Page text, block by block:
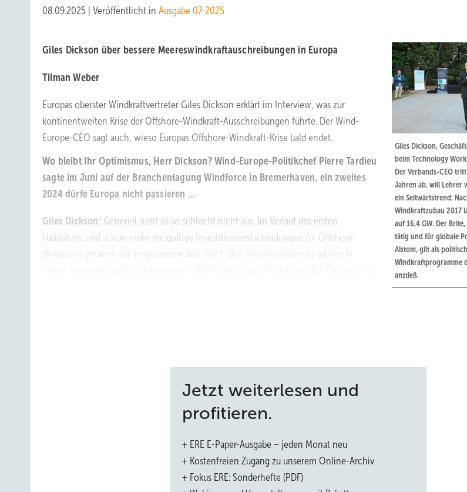
08.09.2025 Veröffentlicht in Ausgabe 07-2025
Giles Dickson,
beim Technology
Der Verbands-CEO
Jahren ab, will Lehrer
ein Seitwärtstrend:
Windkraftzubau 2017
auf 16,4 GW. Der
tätig und für globale
Alstom, gilt als
Windkraftprogramme
anstieß.
Giles Dickson über bessere Meereswindkraftauschreibungen in Europa
Tilman Weber
Europas oberster Windkraftvertreter Giles Dickson erklärt im Interview, was zur
kontinentweiten Krise der Offshore-Windkraft-Ausschreibungen führte. Der Wind-
Europe-CEO sagt auch, wieso Europas Offshore-Windkraft-Krise bald endet.
Wo bleibt Ihr Optimismus, Herr Dickson? Wind-Europe-Politikchef Pierre Tardieu
sagte im Juni auf der Branchentagung Windforce in Bremerhaven, ein zweites
2024 dürfe Europa nicht passieren ...
Giles Dickson: Generell sieht es so schlecht nicht aus. Im Verlauf des ersten
Halbjahres sind schon mehr endgültige Investitionsentscheidungen für Offshore-
Windparks gefallen, als im gesamten Jahr 2024. Drei Projekte waren es alleine in
Unsere zuletzt aktualisierte Projektion ist zwar etwas geringer als die, die wir Anfang des
2030 insgesamt eine Kapazität von 85 Gigawatt Offshore-Windkraft. Der europäische Windmarkt wird also die
Erzeugungsleistung bis 2030 wesentlich mehr als verdoppeln.
Jetzt weiterlesen und
profitieren.
+ ERE E-Paper-Ausgabe – jeden Monat neu
+ Kostenfreien Zugang zu unserem Online-Archiv
+ Fokus ERE: Sonderhefte (PDF)